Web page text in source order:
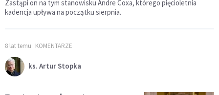
Zastąpi on na tym stanowisku Andre Coxa, którego pięcioletnia
kadencja upływa na początku sierpnia.
8 lat temu KOMENTARZE
ks. Artur Stopka